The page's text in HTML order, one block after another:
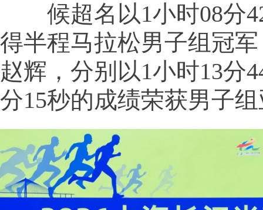
候超名以1小时08分
得半程马拉松男子组冠
赵辉，分别以1小时13分
分15秒的成绩荣获男子